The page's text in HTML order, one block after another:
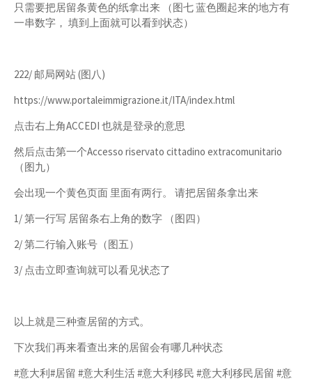
只需要把居留条黄色的纸拿出来 （图七 蓝色圈起来的地方有
一串数字， 填到上面就可以看到状态）
222/ 邮局网站 (图八)
https://www.portaleimmigrazione.it/ITA/index.html
点击右上角ACCEDI 也就是登录的意思
然后点击第一个Accesso riservato cittadino extracomunitario
（图九）
会出现一个黄色页面 里面有两行。 请把居留条拿出来
1/ 第一行写 居留条右上角的数字 （图四）
2/ 第二行输入账号（图五）
3/ 点击立即查询就可以看见状态了
以上就是三种查居留的方式。
下次我们再来看查出来的居留会有哪几种状态
#意大利 #居留 #意大利生活 #意大利移民 #意大利移民居留 #意